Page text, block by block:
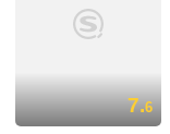
7.6